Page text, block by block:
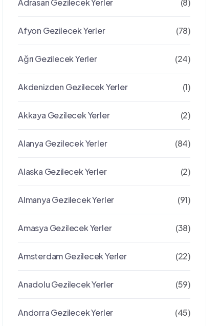
Adrasan Gezilecek Yerler (8)
Afyon Gezilecek Yerler (78)
Ağrı Gezilecek Yerler (24)
Akdenizden Gezilecek Yerler (1)
Akkaya Gezilecek Yerler (2)
Alanya Gezilecek Yerler (84)
Alaska Gezilecek Yerler (2)
Almanya Gezilecek Yerler (91)
Amasya Gezilecek Yerler (38)
Amsterdam Gezilecek Yerler (22)
Anadolu Gezilecek Yerler (59)
Andorra Gezilecek Yerler (45)